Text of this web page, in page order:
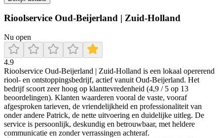
Rioolservice Oud-Beijerland | Zuid-Holland
Nu open
4.9
Rioolservice Oud‑Beijerland | Zuid‑Holland is een lokaal opererend
riool- en ontstoppingsbedrijf, actief vanuit Oud-Beijerland. Het
bedrijf scoort zeer hoog op klanttevredenheid (4,9 / 5 op 13
beoordelingen). Klanten waarderen vooral de vaste, vooraf
afgesproken tarieven, de vriendelijkheid en professionaliteit van
onder andere Patrick, de nette uitvoering en duidelijke uitleg. De
service is persoonlijk, deskundig en betrouwbaar, met heldere
communicatie en zonder verrassingen achteraf.